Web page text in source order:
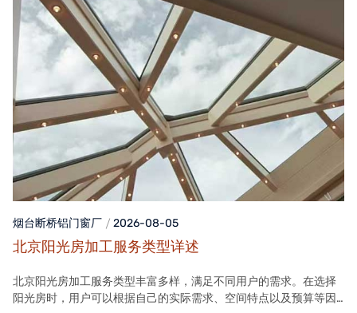
烟台断桥铝门窗厂 2026-08-05
北京阳光房加工服务类型详述
北京阳光房加工服务类型丰富多样，满足不同用户的需求。在选择
阳光房时，用户可以根据自己的实际需求、空间特点以及预算等因